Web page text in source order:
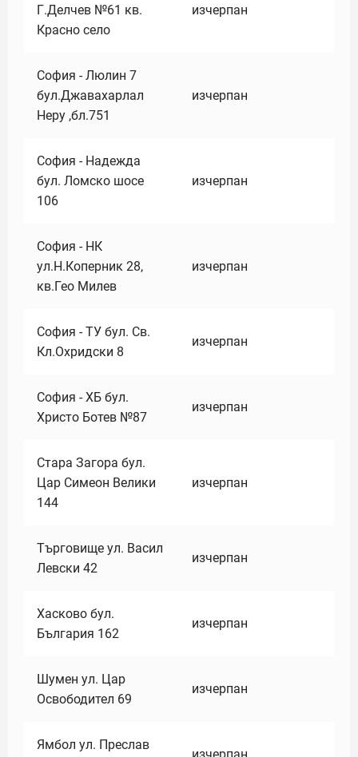
Г.Делчев №61 кв.
Красно село
изчерпан
София - Люлин 7
бул.Джавахарлал
Неру ,бл.751
изчерпан
София - Надежда
бул. Ломско шосе
106
изчерпан
София - НК
ул.Н.Коперник 28,
кв.Гео Милев
изчерпан
София - ТУ бул. Св.
Кл.Охридски 8
изчерпан
София - ХБ бул.
Христо Ботев №87
изчерпан
Стара Загора бул.
Цар Симеон Велики
144
изчерпан
Търговище ул. Васил
Левски 42
изчерпан
Хасково бул.
България 162
изчерпан
Шумен ул. Цар
Освободител 69
изчерпан
Ямбол ул. Преслав